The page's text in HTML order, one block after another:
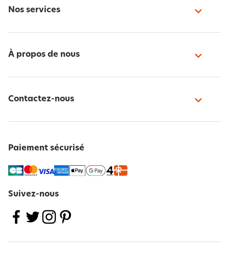
Nos services
À propos de nous
Contactez-nous
Paiement sécurisé
Suivez-nous